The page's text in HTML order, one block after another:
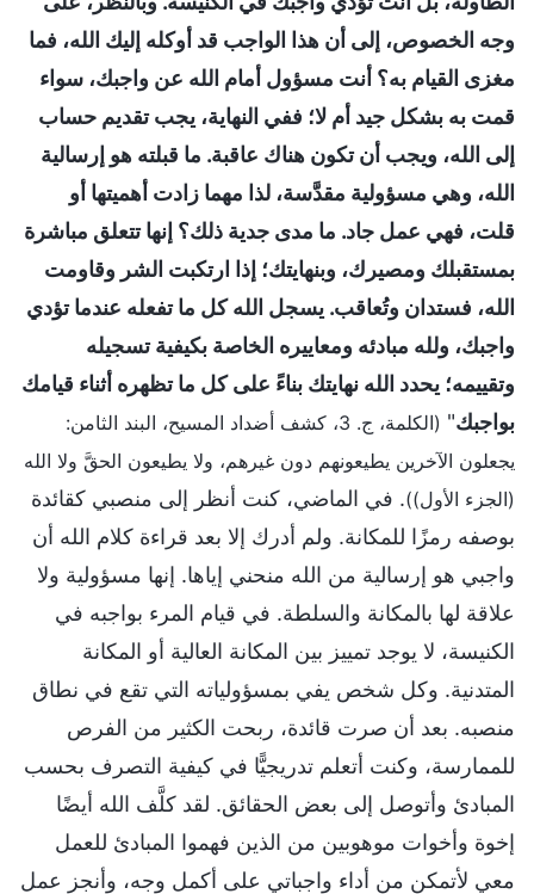
وجه الخصوص، إلى أن هذا الواجب قد أوكله إليك الله، فما
مغزى القيام به؟ أنت مسؤول أمام الله عن واجبك، سواء
قمت به بشكل جيد أم لا؛ ففي النهاية، يجب تقديم حساب
إلى الله، ويجب أن تكون هناك عاقبة. ما قبلته هو إرسالية
الله، وهي مسؤولية مقدَّسة، لذا مهما زادت أهميتها أو
قلت، فهي عمل جاد. ما مدى جدية ذلك؟ إنها تتعلق مباشرة
بمستقبلك ومصيرك، وبنهايتك؛ إذا ارتكبت الشر وقاومت
الله، فستدان وتُعاقب. يسجل الله كل ما تفعله عندما تؤدي
واجبك، ولله مبادئه ومعاييره الخاصة بكيفية تسجيله
وتقييمه؛ يحدد الله نهايتك بناءً على كل ما تظهره أثناء قيامك
بواجبك"
(الكلمة، ج. 3، كشف أضداد المسيح، البند الثامن:
يجعلون الآخرين يطيعونهم دون غيرهم، ولا يطيعون الحقَّ ولا الله
(الجزء الأول)). في الماضي، كنت أنظر إلى منصبي كقائدة
بوصفه رمزًا للمكانة. ولم أدرك إلا بعد قراءة كلام الله أن
واجبي هو إرسالية من الله منحني إياها. إنها مسؤولية ولا
علاقة لها بالمكانة والسلطة. في قيام المرء بواجبه في
الكنيسة، لا يوجد تمييز بين المكانة العالية أو المكانة
المتدنية. وكل شخص يفي بمسؤولياته التي تقع في نطاق
منصبه. بعد أن صرت قائدة، ربحت الكثير من الفرص
للممارسة، وكنت أتعلم تدريجيًّا في كيفية التصرف بحسب
المبادئ وأتوصل إلى بعض الحقائق. لقد كلَّف الله أيضًا
إخوة وأخوات موهوبين من الذين فهموا المبادئ للعمل
معي لأتمكن من أداء واجباتي على أكمل وجه، وأنجز عمل